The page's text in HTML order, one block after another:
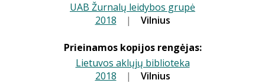
UAB Žurnalų leidybos grupė
2018 | Vilnius
Prieinamos kopijos rengėjas:
Lietuvos aklųjų biblioteka
2018 | Vilnius